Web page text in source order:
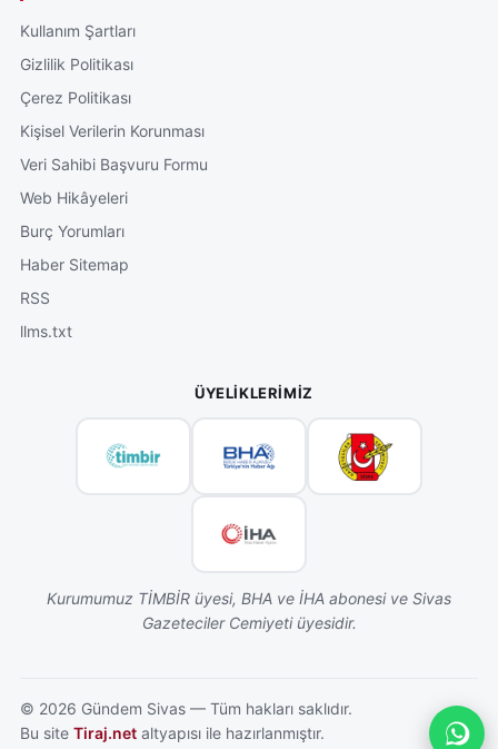
Kullanım Şartları
Gizlilik Politikası
Çerez Politikası
Kişisel Verilerin Korunması
Veri Sahibi Başvuru Formu
Web Hikâyeleri
Burç Yorumları
Haber Sitemap
RSS
llms.txt
ÜYELIKLERIMIZ
Kurumumuz TİMBİR üyesi, BHA ve İHA abonesi ve Sivas
Gazeteciler Cemiyeti üyesidir.
© 2026 Gündem Sivas — Tüm hakları saklıdır.
Bu site Tiraj.net altyapısı ile hazırlanmıştır.